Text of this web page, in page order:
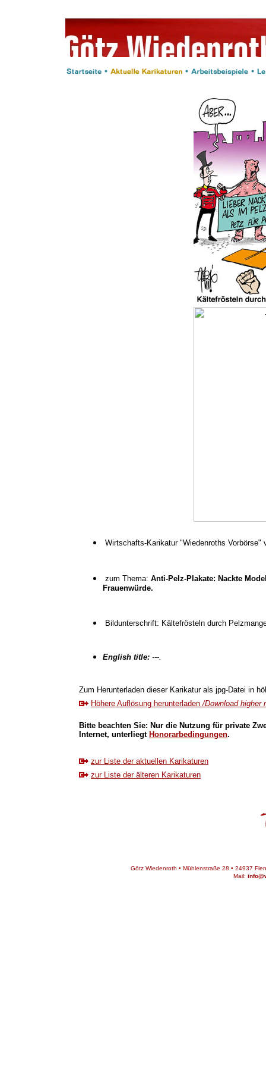
Wirtschafts-Karikatur "Wiedenroths Vorbörse"
zum Thema: Anti-Pelz-Plakate: Nackte
Frauenwürde.
Bildunterschrift: Kältefrösteln durch
English title: ---.
Zum Herunterladen dieser Karikatur als jpg-Datei in
Höhere Auflösung herunterladen/Download higher
Bitte beachten Sie: Nur die Nutzung für private
Internet, unterliegt Honorarbedingungen.
zur Liste der aktuellen Karikaturen
zur Liste der älteren Karikaturen
Götz Wiedenroth • Mühlenstraße 28 • 24937
Mail: